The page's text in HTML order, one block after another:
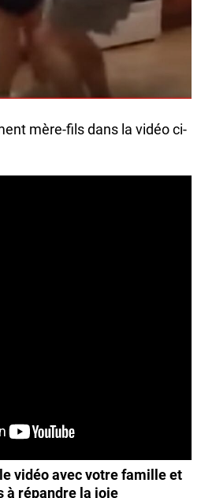
mère-fils dans la vidéo ci-
vidéo avec votre famille et
à répandre la joie